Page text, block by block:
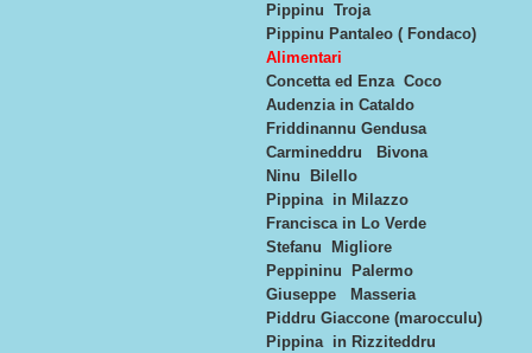
Pippinu Troja
Pippinu Pantaleo ( Fondaco)
Alimentari
Concetta ed Enza Coco
Audenzia in Cataldo
Friddinannu Gendusa
Carmineddru Bivona
Ninu Bilello
Pippina in Milazzo
Francisca in Lo Verde
Stefanu Migliore
Peppininu Palermo
Giuseppe Masseria
Piddru Giaccone (marocculu)
Pippina in Rizziteddru